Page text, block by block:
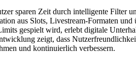
sparen Zeit durch intelligente Filter
aus Slots, Livestream-Formaten
gespielt wird, erlebt digitale
zeigt, dass
und kontinuierlich verbessern.